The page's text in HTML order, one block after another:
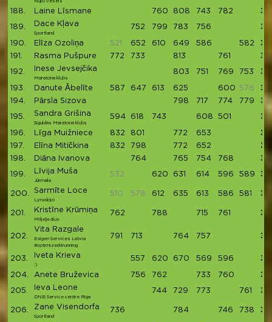
188. Laine Līsmane 760 808 743 782
189. Dace Kļava
Sportland
752 799 783 756
190. Elīza Ozoliņa 521 652 610 649 586 582
191.
Rasma Pušpure 772 733 813 761
192. Inese Jevsejčika
Maratona klubs
803 751 769 753
193. Danute Ābelīte 587 647 613 625 600 576
194.
Pārsla Sizova 798 717 774 779
195. Sandra Grišina
Siguldas Maratona klubs
594 618 743 608 501
196. Līga Muižniece 832 801 772 653
197.
Elīna Mitičkina 832 798 772 652
198.
Diāna Ivanova 764 765 754 768
199. Līvija Muša
Jūrmala
532 620 631 614 596 589
200. Sarmīte Loce
Lynxdojo
510 578 612 635 613 586 581
201. Kristīne Krūmiņa
Miķeļa alus
762 788 715 761
202.
Vita Razgale
Exigen Services Latvia
#optimized4running
791 713 764 757
203. Iveta Krieva
:)
557 620 670 569 596
204. Anete Bruževica 756 762 733 760
205. Ieva Leone
DNB Service centre Riga
744 729 773 761
206. Zane Visendorfa
Sportland
736 784 746 738